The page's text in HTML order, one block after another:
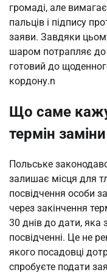
громаді, але
пальців і підпису
заяви. Завдяки
шаром потрапляє
готовий до
кордону.n
Що саме
термін
Польське
залишає місця для
посвідчення особи
через закінчення
30 днів до дати,
посвідченні. Це не
якого посадовці
спробуєте подати